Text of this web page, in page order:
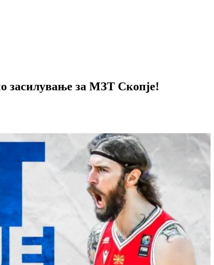
засилување за МЗТ Скопје!